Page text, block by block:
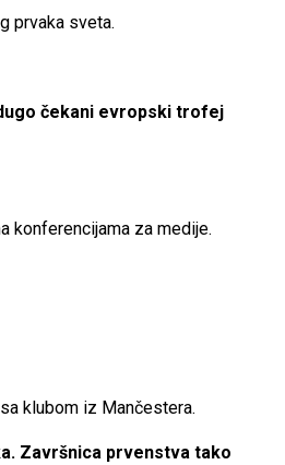
prvaka sveta.
čekani evropski trofej
konferencijama za medije.
klubom iz Mančestera.
Završnica prvenstva tako